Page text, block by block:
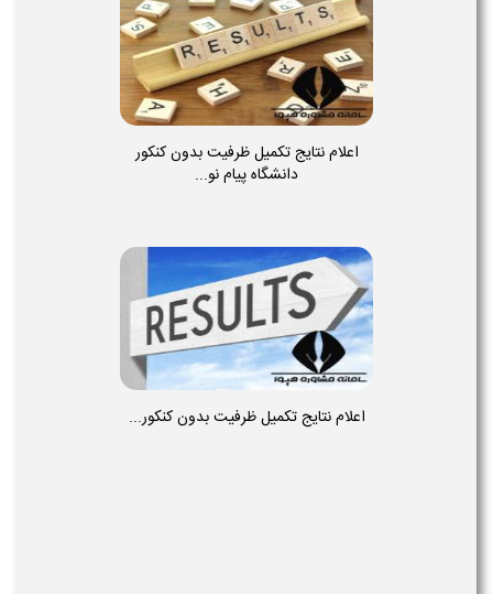
اعلام نتایج تکمیل ظرفیت بدون کنکور
دانشگاه پیام نو...
اعلام نتایج تکمیل ظرفیت بدون کنکور...